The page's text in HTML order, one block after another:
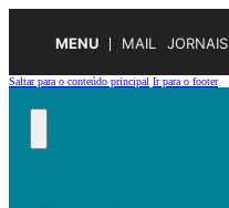
MENU MAIL JORNAIS
Saltar para o conteúdo principal Ir para o footer